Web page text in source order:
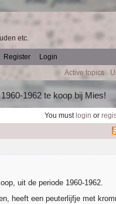
etc.
Register
Login
Active topics
1962 te koop bij Mies!
You must login or
uit de periode 1960-1962.
heeft een peuterlijfje met